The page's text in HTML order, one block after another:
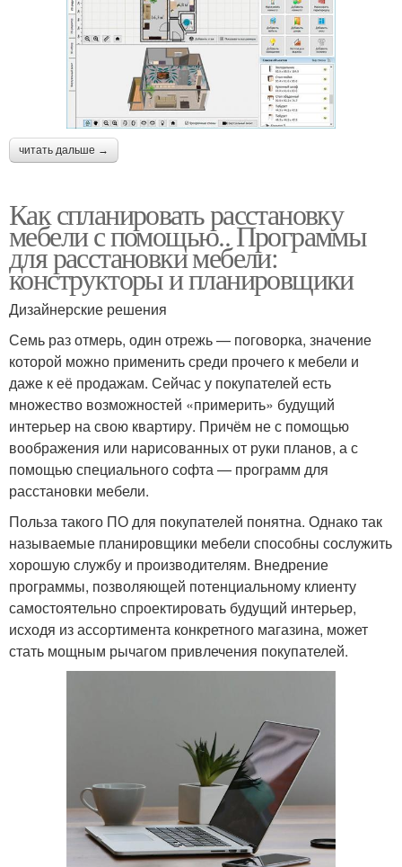
читать дальше →
Как спланировать расстановку
мебели с помощью.. Программы
для расстановки мебели:
конструкторы и планировщики
Дизайнерские решения
Семь раз отмерь, один отрежь — поговорка, значение
которой можно применить среди прочего к мебели и
даже к её продажам. Сейчас у покупателей есть
множество возможностей «примерить» будущий
интерьер на свою квартиру. Причём не с помощью
воображения или нарисованных от руки планов, а с
помощью специального софта — программ для
расстановки мебели.
Польза такого ПО для покупателей понятна. Однако так
называемые планировщики мебели способны сослужить
хорошую службу и производителям. Внедрение
программы, позволяющей потенциальному клиенту
самостоятельно спроектировать будущий интерьер,
исходя из ассортимента конкретного магазина, может
стать мощным рычагом привлечения покупателей.